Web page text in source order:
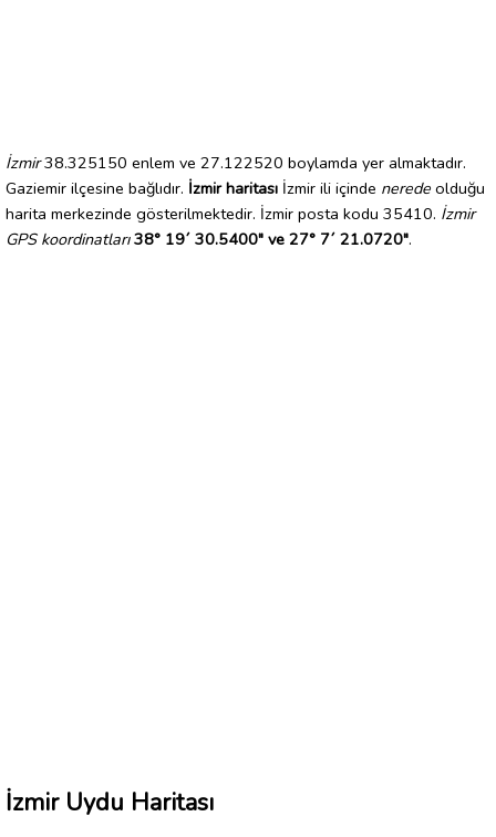
İzmir38.325150 enlem ve 27.122520 boylamda yer almaktadır.
Gaziemir ilçesine bağlıdır. İzmir haritası İzmir ili içinde nerede olduğu
harita merkezinde gösterilmektedir. İzmir posta kodu 35410. İzmir
GPS koordinatları 38° 19´ 30.5400" ve 27° 7´ 21.0720".
İzmir Uydu Haritası